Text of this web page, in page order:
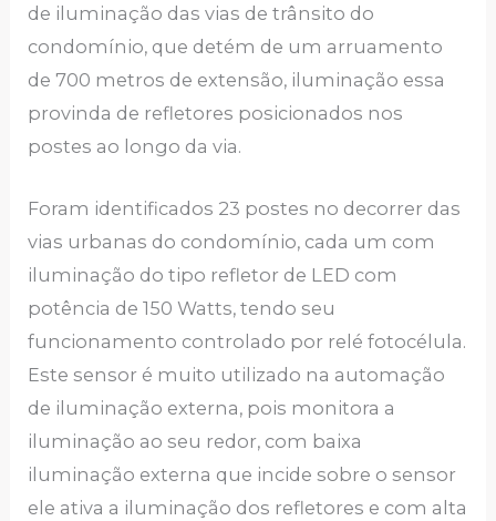
de iluminação das vias de trânsito do
condomínio, que detém de um arruamento
de 700 metros de extensão, iluminação essa
provinda de refletores posicionados nos
postes ao longo da via.
Foram identificados 23 postes no decorrer das
vias urbanas do condomínio, cada um com
iluminação do tipo refletor de LED com
potência de 150 Watts, tendo seu
funcionamento controlado por relé fotocélula.
Este sensor é muito utilizado na automação
de iluminação externa, pois monitora a
iluminação ao seu redor, com baixa
iluminação externa que incide sobre o sensor
ele ativa a iluminação dos refletores e com alta